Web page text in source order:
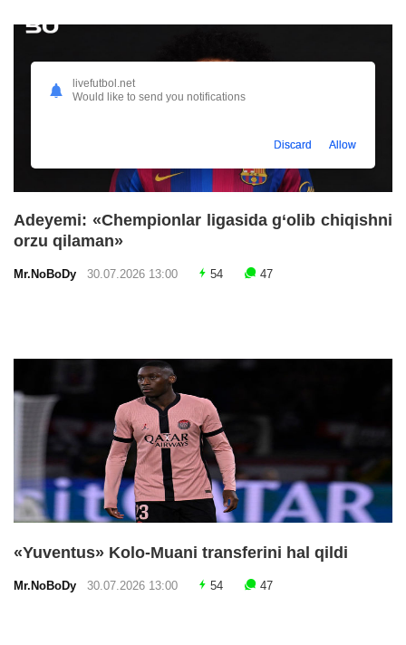
Adeyemi: «Chempionlar ligasida g‘olib chiqishni
orzu qilaman»
Mr.NoBoDy 30.07.2026 13:00 54 47
«Yuventus» Kolo-Muani transferini hal qildi
Mr.NoBoDy 30.07.2026 13:00 54 47
livefutbol.net
Would like to send you notifications
Discard Allow